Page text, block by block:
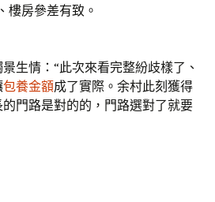
樓房參差有致。
情：“此次來看完整紛歧樣了、
包養金額成了實際。余村此刻獲得
門路是對的的，門路選對了就要